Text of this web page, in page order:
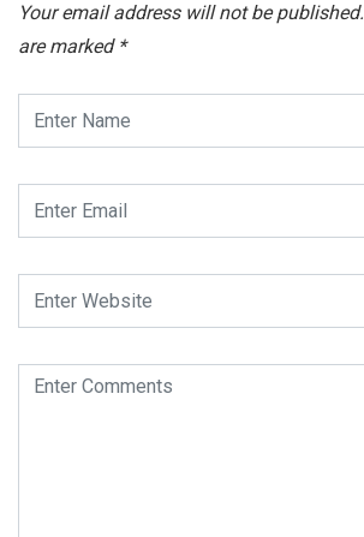
Your email address will not be published.
are marked *